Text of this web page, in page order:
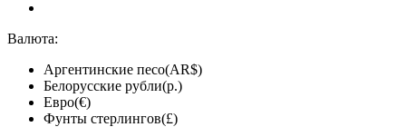
Валюта:
Аргентинские песо(AR$)
Белорусские рубли(р.)
Евро(€)
Фунты стерлингов(£)